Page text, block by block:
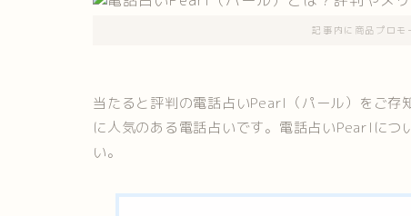
記事内に商品プロモ
当たると評判の電話占いPearl（パール）をご存
に人気のある電話占いです。電話占いPearlにつ
い。